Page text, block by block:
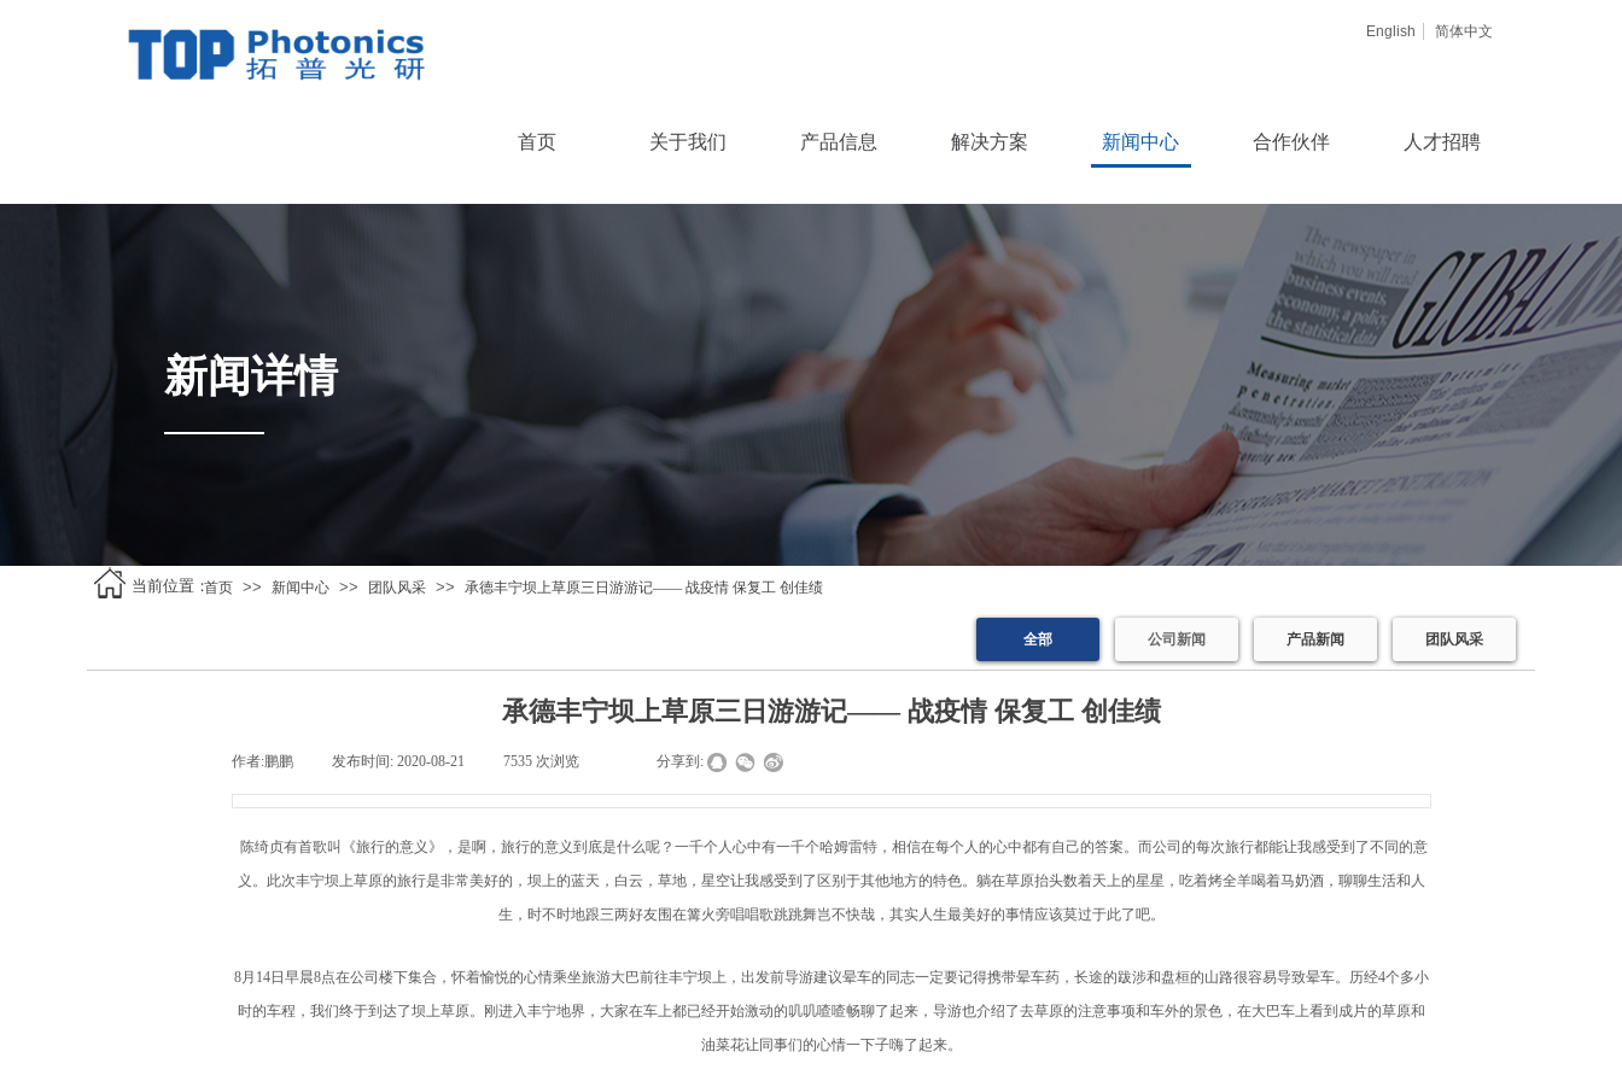
首页 关于我们 产品信息 解决方案 新闻中心 合作伙伴 人才招聘
English 简体中文
新闻详情
当前位置 ：首页 >> 新闻中心 >> 团队风采 >> 承德丰宁坝上草原三日游游记—— 战疫情 保复工 创佳绩
产品新闻 团队风采
全部 公司新闻
承德丰宁坝上草原三日游游记—— 战疫情 保复工 创佳绩
作者:鹏鹏 发布时间: 2020-08-21 7535 次浏览 分享到:
陈绮贞有首歌叫《旅行的意义》，是啊，旅行的意义到底是什么呢？一千个人心中有一千个哈姆雷特，相信在每个人的心中都有自己的答案。而公司的每次旅行都能让我感受到了不同的意
义。 此次丰宁坝上草原的旅行是非常美好的，坝上的蓝天，白云，草地，星空让我感受到了区别于其他地方的特色。躺在草原抬头数着天上的星星，吃着烤全羊喝着马奶酒，聊聊生活和人
生，时不时地跟三两好友围在篝火旁唱唱歌跳跳舞岂不快哉，其实人生最美好的事情应该莫过于此了吧。
8月14日早晨8点在公司楼下集合，怀着愉悦的心情乘坐旅游大巴前往丰宁坝上，出发前导游建议晕车的同志一定要记得携带晕车药，长途的跋涉和盘桓的山路很容易导致晕车。历经4个多小
时的车程，我们终于到达了坝上草原。刚进入丰宁地界，大家在车上都已经开始激动的叽叽喳喳畅聊了起来，导游也介绍了去草原的注意事项和车外的景色，在大巴车上看到成片的草原和
油菜花让同事们的心情一下子嗨了起来。